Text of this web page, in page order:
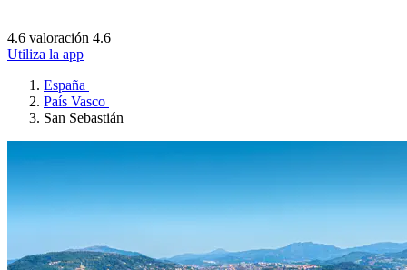
4.6 valoración 4.6
Utiliza la app
España
País Vasco
San Sebastián